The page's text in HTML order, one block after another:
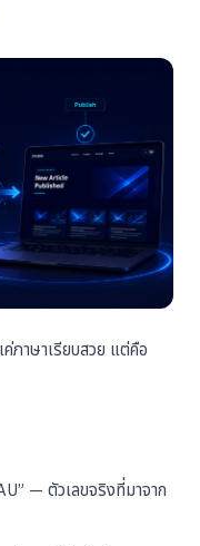
ภาษาเรียบสวย แต่คือ
— ตัวเลขจริงที่มาจาก